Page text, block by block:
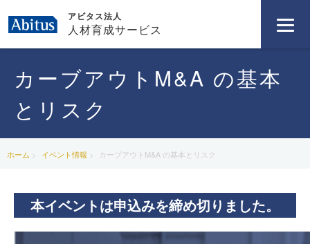
アビタス法人
人材育成サービス
カーブアウトM&A の基本
とリスク
ホーム イベント情報 カーブアウトM&A の基本とリスク
本イベントは申込みを締め切りました。